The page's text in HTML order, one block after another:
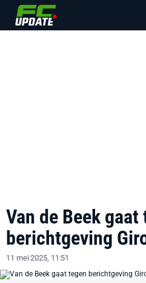
Van de Beek gaat
berichtgeving
11 mei 2025, 11:51